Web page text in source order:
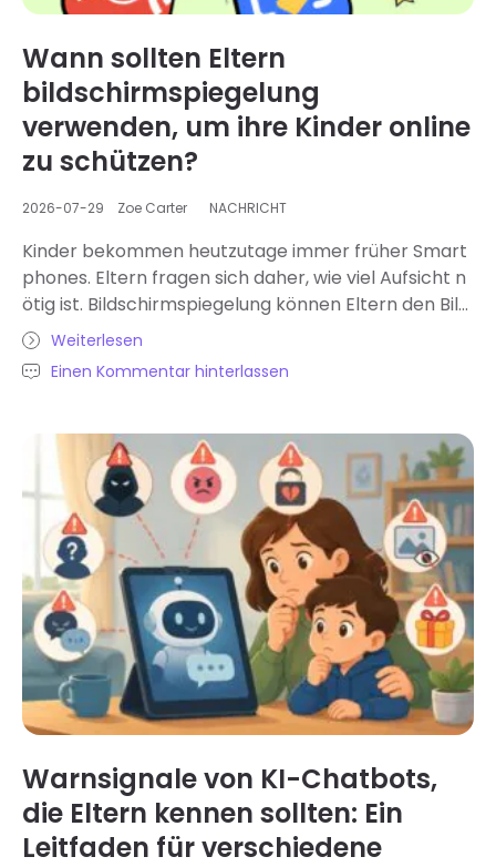
Wann sollten Eltern
bildschirmspiegelung
verwenden, um ihre Kinder online
zu schützen?
2026-07-29 Zoe Carter NACHRICHT
Kinder bekommen heutzutage immer früher Smart
phones. Eltern fragen sich daher, wie viel Aufsicht n
ötig ist. Bildschirmspiegelung können Eltern den Bild
schirm ihres Kindes aus der Ferne, oft in Echtzeit, ein
sehen. Sie hat sich zu einem der meistdiskutierten T
ools für online Sicherheit von Familien entwickelt. D
alltägliche Aufsicht. Im falschen Moment eingesetz
t, kann sie das Vertrauen mehr zerstören als hilfe .
Dieser Artikel erklärt, warum Eltern sich mit bildschi
rmspiegelung und anderen Sicherheitstools für die F
ernüberwachung auseinandersetzen. Er zeigt auf, w
ann in den verschiedenen Entwicklungsphasen der
Kindheit ein unterschiedliches Maß an Aufsicht erfor
derlich ist. Außerdem geht er auf…
Weiterlesen
Einen Kommentar hinterlassen
Warnsignale von KI-Chatbots,
die Eltern kennen sollten: Ein
Leitfaden für verschiedene